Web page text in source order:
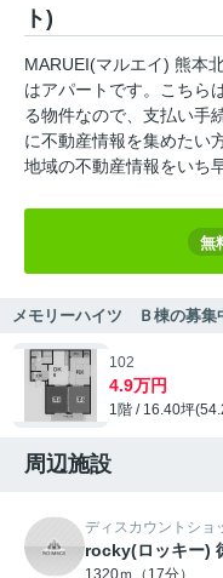
ト)
MARUEI(マルエイ) 熊本
はアパートです。こちら
る物件なので、支払い手
に不動産情報を集めたい
地域の不動産情報をいち
無
メモリーハイツ Ｂ棟の募集
102
4.9万円
1階 / 16.40坪
周辺施設
ディスカウントショ
rocky(ロッキー)
1320ｍ（17分）